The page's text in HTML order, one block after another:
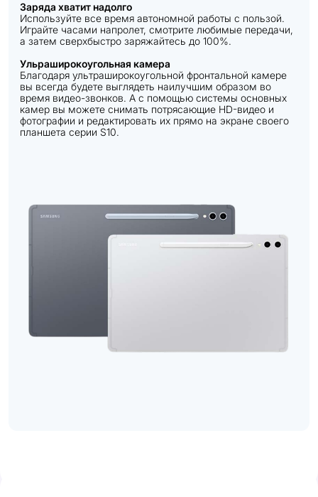
Заряда хватит надолго
Используйте все время автономной работы с пользой.
Играйте часами напролет, смотрите любимые передачи,
а затем сверхбыстро заряжайтесь до 100%.
Ульраширокоугольная камера
Благодаря ультраширокоугольной фронтальной камере
вы всегда будете выглядеть наилучшим образом во
время видео-звонков. А с помощью системы основных
камер вы можете снимать потрясающие HD-видео и
фотографии и редактировать их прямо на экране своего
планшета серии S10.